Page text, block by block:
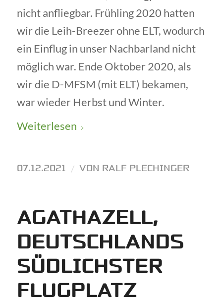
nicht anfliegbar. Frühling 2020 hatten
wir die Leih-Breezer ohne ELT, wodurch
ein Einflug in unser Nachbarland nicht
möglich war. Ende Oktober 2020, als
wir die D-MFSM (mit ELT) bekamen,
war wieder Herbst und Winter.
Weiterlesen
07.12.2021 / VON RALF PLECHINGER
AGATHAZELL,
DEUTSCHLANDS
SÜDLICHSTER
FLUGPLATZ